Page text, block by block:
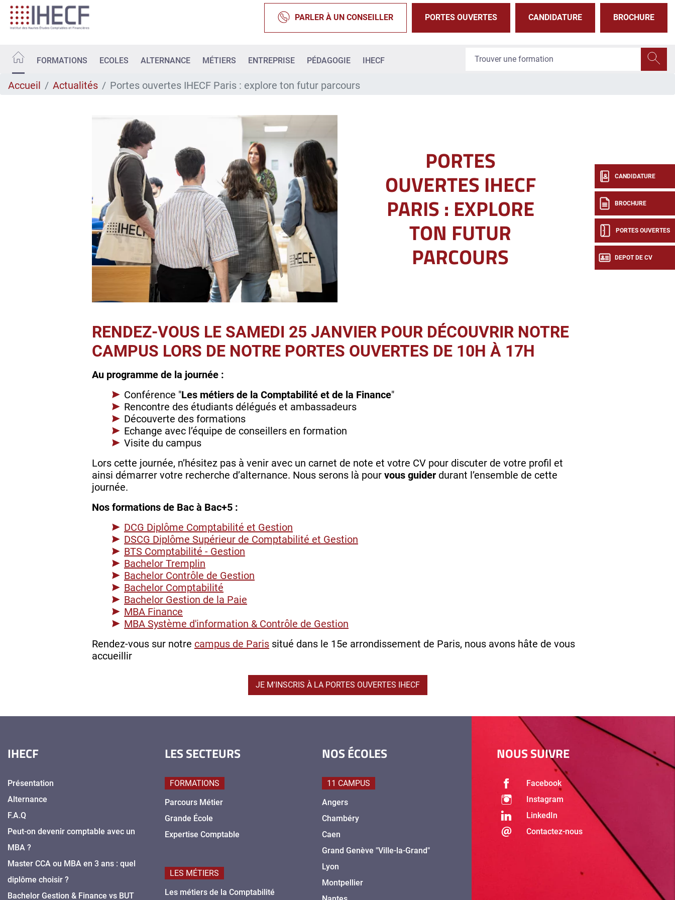
Aller
contenu
PARLER À UN CONSEILLER PORTES OUVERTES CANDIDATURE BROCHURE
FORMATIONS ECOLES ALTERNANCE MÉTIERS ENTREPRISE PÉDAGOGIE IHECF
CANDIDATURE
BROCHURE
PORTES OUVERTES
DEPOT DE CV
Accueil Actualités Portes ouvertes IHECF Paris : explore ton futur parcours
PORTES
OUVERTES IHECF
PARIS : EXPLORE
TON FUTUR
PARCOURS
RENDEZ-VOUS LE SAMEDI 25 JANVIER POUR DÉCOUVRIR NOTRE
CAMPUS LORS DE NOTRE PORTES OUVERTES DE 10H À 17H
Au programme de la journée :
Conférence "Les métiers de la Comptabilité et de la Finance"
Rencontre des étudiants délégués et ambassadeurs
Découverte des formations
Echange avec l’équipe de conseillers en formation
Visite du campus
Lors cette journée, n’hésitez pas à venir avec un carnet de note et votre CV pour discuter de votre profil et
ainsi démarrer votre recherche d’alternance. Nous serons là pour vous guider durant l’ensemble de cette
journée.
Nos formations de Bac à Bac+5 :
DCG Diplôme Comptabilité et Gestion
DSCG Diplôme Supérieur de Comptabilité et Gestion
BTS Comptabilité - Gestion
Bachelor Tremplin
Bachelor Contrôle de Gestion
Bachelor Comptabilité
Bachelor Gestion de la Paie
MBA Finance
MBA Système d'information & Contrôle de Gestion
Rendez-vous sur notre campus de Paris situé dans le 15e arrondissement de Paris, nous avons hâte de vous
accueillir
JE M'INSCRIS À LA PORTES OUVERTES IHECF
IHECF
Présentation
Alternance
F.A.Q
Peut-on devenir comptable avec un
MBA ?
Master CCA ou MBA en 3 ans : quel
diplôme choisir ?
Bachelor Gestion & Finance vs BUT
LES SECTEURS
FORMATIONS
Parcours Métier
Grande École
Expertise Comptable
LES MÉTIERS
Les métiers de la Comptabilité
NOS ÉCOLES
11 CAMPUS
Angers
Chambéry
Caen
Grand Genève "Ville-la-Grand"
Lyon
Montpellier
NOUS SUIVRE
Facebook
Instagram
LinkedIn
Contactez-nous